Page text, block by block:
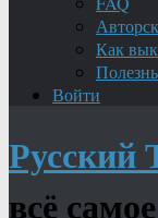
Как
Войти
Русский
всё